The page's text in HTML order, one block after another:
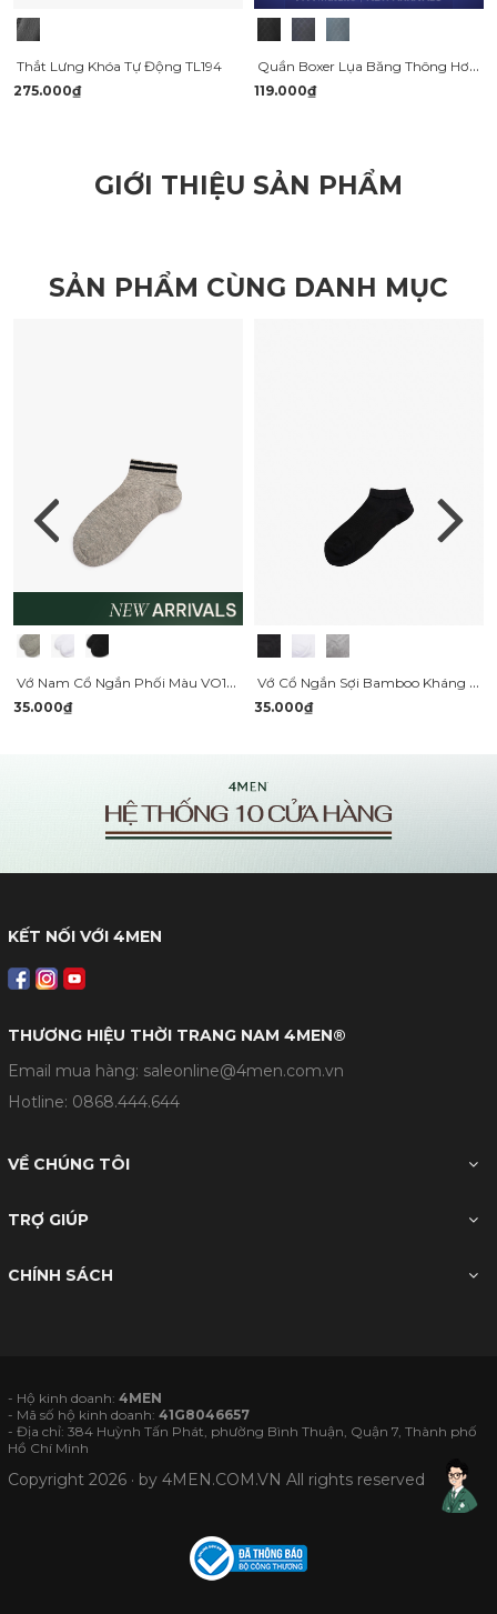
Thắt Lưng Khóa Tự Động TL194
275.000₫
Quần Boxer Lụa Băng Thông Hơi Hoạ Tiết QL069
119.000₫
GIỚI THIỆU SẢN PHẨM
SẢN PHẨM CÙNG DANH MỤC
Vớ Nam Cổ Ngắn Phối Màu VO147
35.000₫
Vớ Cổ Ngắn Sợi Bamboo Kháng Khuẩn Khử Mùi VO122
35.000₫
KẾT NỐI VỚI 4MEN
THƯƠNG HIỆU THỜI TRANG NAM 4MEN®
Email mua hàng: saleonline@4men.com.vn
Hotline: 0868.444.644
VỀ CHÚNG TÔI
TRỢ GIÚP
CHÍNH SÁCH
- Hộ kinh doanh:4MEN
- Mã số hộ kinh doanh:41G8046657
- Địa chỉ: 384 Huỳnh Tấn Phát, phường Bình Thuận, Quận 7, Thành phố
Hồ Chí Minh
Copyright 2026 · by4MEN.COM.VN All rights reserved